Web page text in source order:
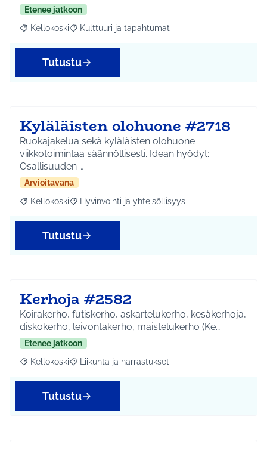
Etenee jatkoon
Rajaa tulokset aihepiirin mukaan: Kellokoski
Kellokoski Rajaa tulokset teeman mukaan: Kulttuuri ja
Kulttuuri ja tapahtumat
Tutustu
Kyläläisten olohuone #2718
Ruokajakelua sekä kyläläisten olohuone
viikkotoimintaa säännöllisesti. Idean hyödyt:
Osallisuuden …
Arvioitavana
Rajaa tulokset aihepiirin mukaan: Kellokoski
Kellokoski Rajaa tulokset teeman mukaan: Hyvinvointi ja
Hyvinvointi ja yhteisöllisyys
Tutustu
Kerhoja #2582
Koirakerho, futiskerho, askartelukerho, kesäkerhoja,
diskokerho, leivontakerho, maistelukerho (Ke…
Etenee jatkoon
Rajaa tulokset aihepiirin mukaan: Kellokoski
Kellokoski Rajaa tulokset teeman mukaan: Liikunta ja
Liikunta ja harrastukset
Tutustu